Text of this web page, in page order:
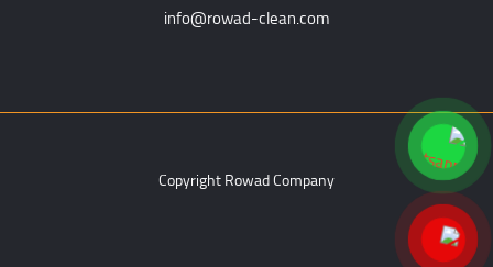
info@rowad-clean.com
Copyright Rowad Company